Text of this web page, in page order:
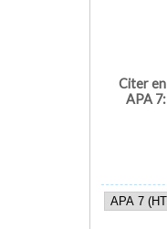
Citer en
APA 7: